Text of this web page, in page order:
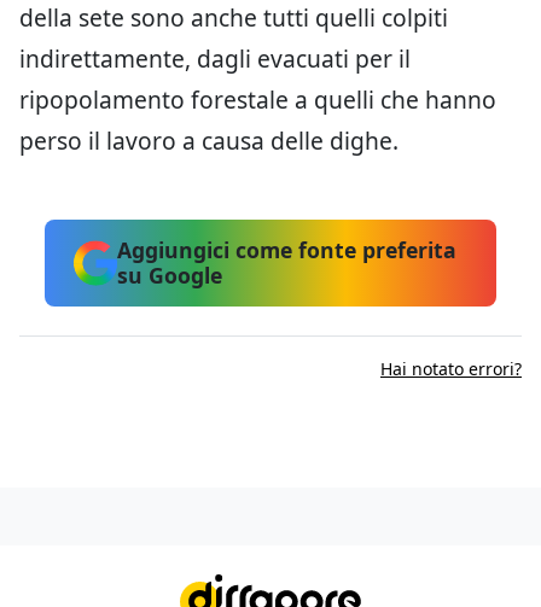
della sete sono anche tutti quelli colpiti
indirettamente, dagli evacuati per il
ripopolamento forestale a quelli che hanno
perso il lavoro a causa delle dighe.
Aggiungici come fonte preferita
su Google
Hai notato errori?